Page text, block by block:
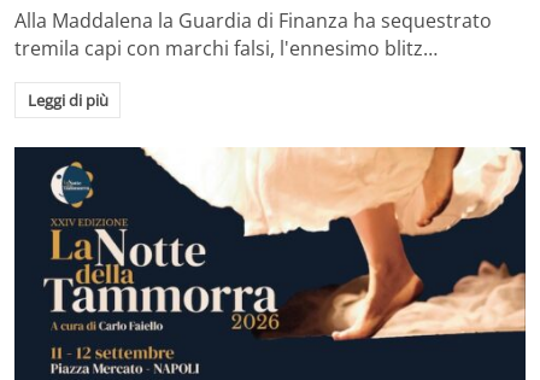
Alla Maddalena la Guardia di Finanza ha sequestrato
tremila capi con marchi falsi, l'ennesimo blitz…
Leggi di più